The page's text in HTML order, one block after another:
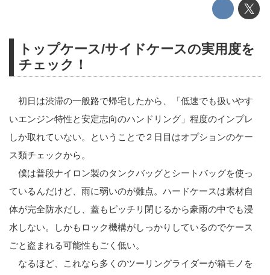
トップケース/サイドケースの実用度を
チェック！
初日は渋滞の一般路で帰宅したから、「低速でも扱いやす
いエンジン特性と安定志向のハンドリング」程度のインプレ
しか取れていない。ということで２日目はオプションのケー
ス類チェックから。
僕は普段ナイロン製のタンクバッグとシートバッグを使っ
ているんだけど、雨に弱いのが難点。ハードケースは素材自
体が完全防水だし、蓋もピッチリ閉じるから豪雨の中でも浸
水しない。しかもロック機構がしっかりしているのでケース
ごと盗まれる可能性もごく低い。
なるほど、これなら多くのツーリングライダーが箱モノを